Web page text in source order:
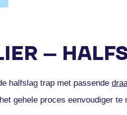
–
halfslag trap met passende
gehele proces eenvoudiger te